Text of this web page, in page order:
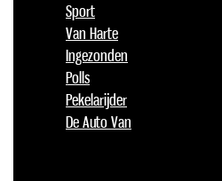
Sport
Van Harte
Ingezonden
Polls
Pekelarijder
De Auto Van